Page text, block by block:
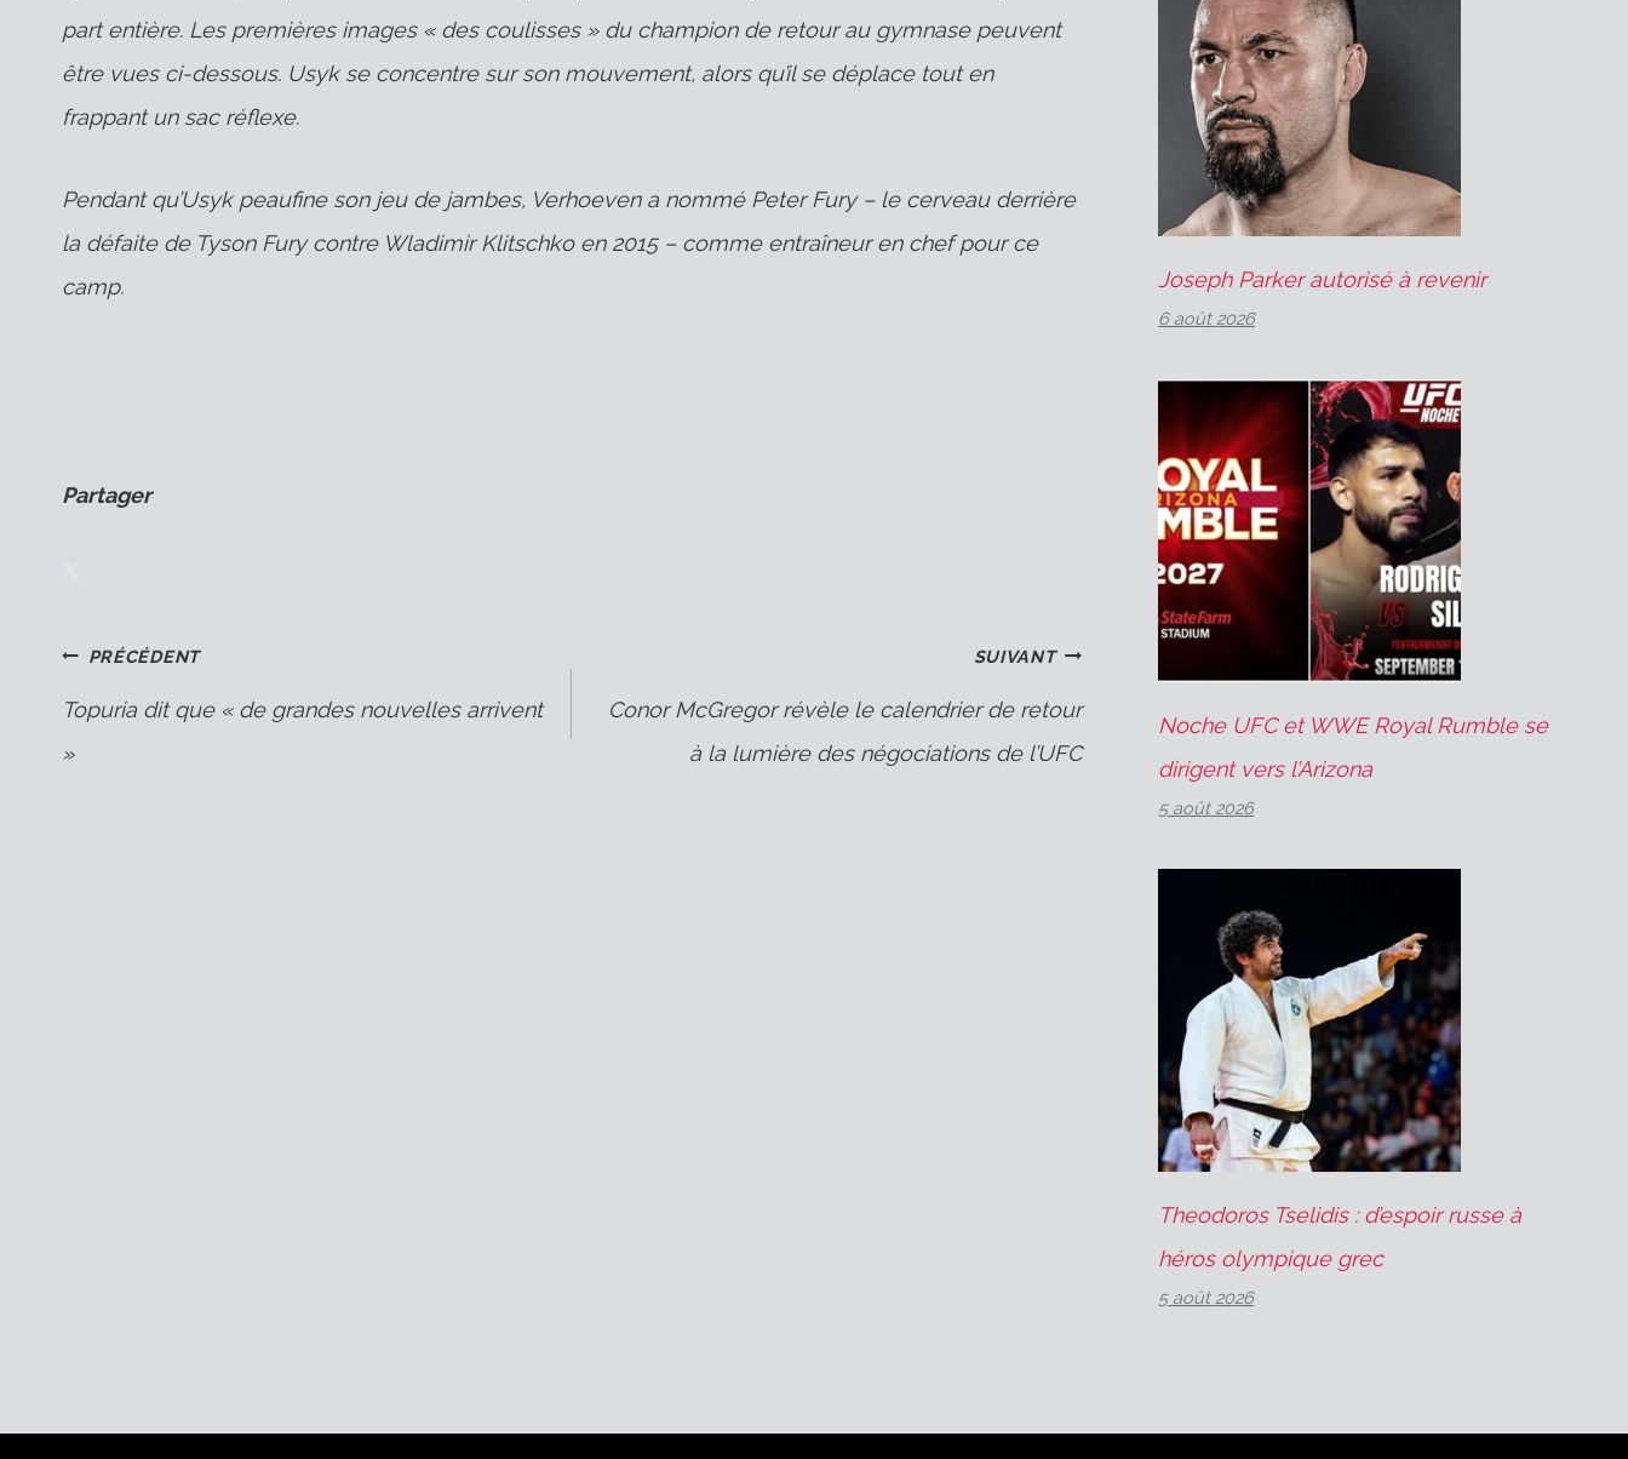
part entière. Les premières images « des coulisses » du champion de retour au gymnase peuvent
être vues ci-dessous. Usyk se concentre sur son mouvement, alors qu’il se déplace tout en
frappant un sac réflexe.
Pendant qu’Usyk peaufine son jeu de jambes, Verhoeven a nommé Peter Fury – le cerveau derrière
la défaite de Tyson Fury contre Wladimir Klitschko en 2015 – comme entraîneur en chef pour ce
camp.
Partager
Navigation
PRÉCÉDENT
Topuria dit que « de grandes nouvelles arrivent
»
SUIVANT
Conor McGregor révèle le calendrier de retour
à la lumière des négociations de l’UFC
Joseph Parker autorisé à revenir
6 août 2026
Noche UFC et WWE Royal Rumble se
dirigent vers l’Arizona
5 août 2026
Theodoros Tselidis : d’espoir russe à
héros olympique grec
5 août 2026